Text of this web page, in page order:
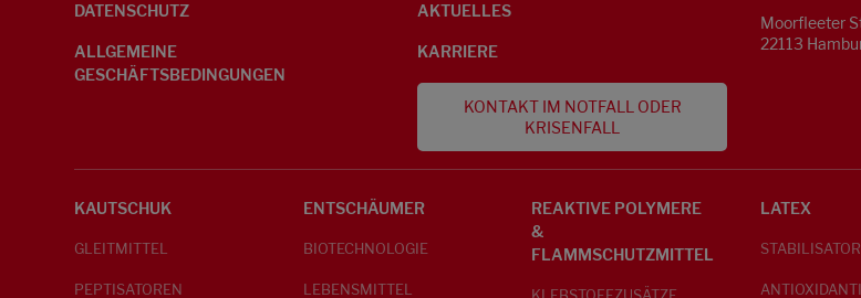
DATENSCHUTZ
ALLGEMEINE
GESCHÄFTSBEDINGUNGEN
AKTUELLES
KARRIERE
KONTAKT IM NOTFALL ODER
KRISENFALL
Moorfleeter
22113
KAUTSCHUK
GLEITMITTEL
PEPTISATOREN
ENTSCHÄUMER
BIOTECHNOLOGIE
LEBENSMITTEL
REAKTIVE POLYMERE
&
FLAMMSCHUTZMITTEL
LATEX